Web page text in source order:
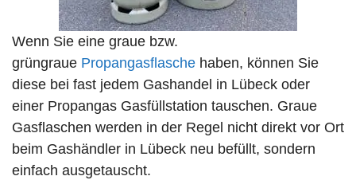
Wenn Sie eine graue bzw.
grüngraue Propangasflasche haben, können Sie
diese bei fast jedem Gashandel in Lübeck oder
einer Propangas Gasfüllstation tauschen. Graue
Gasflaschen werden in der Regel nicht direkt vor Ort
beim Gashändler in Lübeck neu befüllt, sondern
einfach ausgetauscht.